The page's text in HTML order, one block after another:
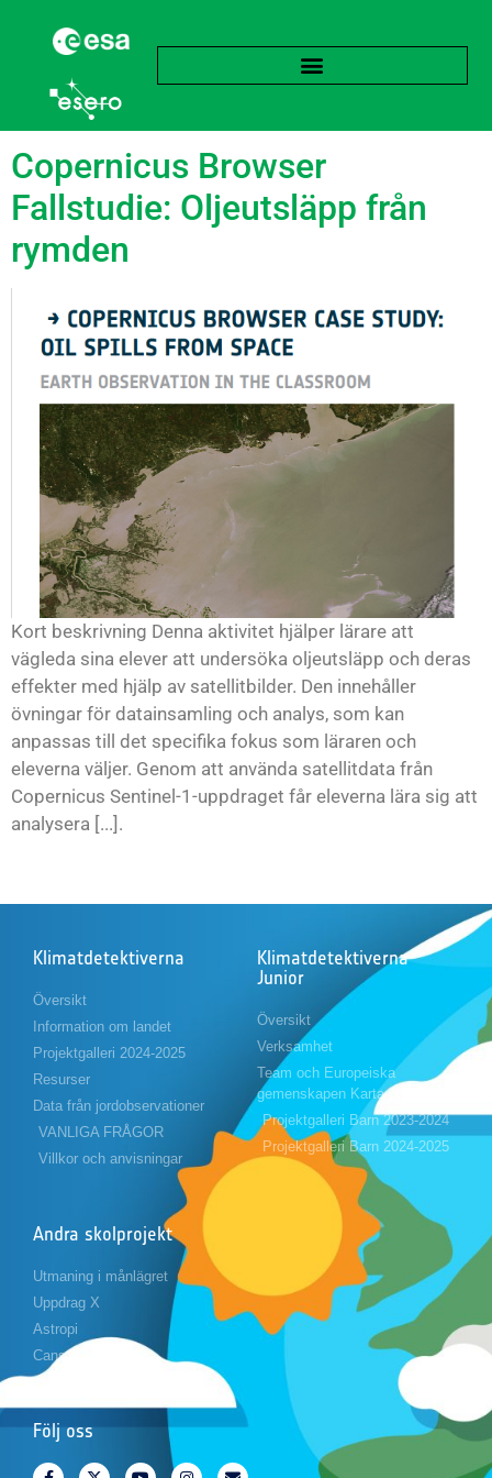
Etikett:Radarteknik
Copernicus Browser
Fallstudie: Oljeutsläpp från
rymden
Kort beskrivning Denna aktivitet hjälper lärare att
vägleda sina elever att undersöka oljeutsläpp och deras
effekter med hjälp av satellitbilder. Den innehåller
övningar för datainsamling och analys, som kan
anpassas till det specifika fokus som läraren och
eleverna väljer. Genom att använda satellitdata från
Copernicus Sentinel-1-uppdraget får eleverna lära sig att
analysera [...].
Klimatdetektiverna
Översikt
Information om landet
Projektgalleri 2024-2025
Resurser
Data från jordobservationer
VANLIGA FRÅGOR
Villkor och anvisningar
Klimatdetektiverna
Junior
Översikt
Verksamhet
Team och Europeiska
gemenskapen Karta
Projektgalleri Barn 2023-2024
Projektgalleri Barn 2024-2025
Andra skolprojekt
Utmaning i månlägret
Uppdrag X
Astropi
Cansat
Följ oss